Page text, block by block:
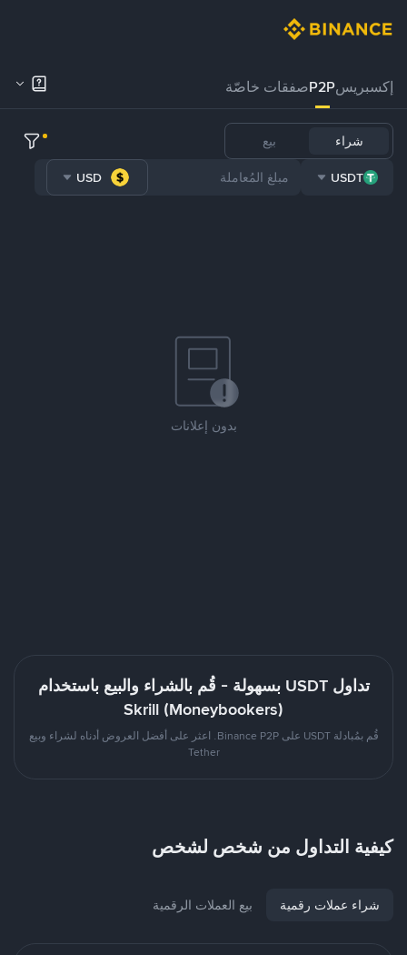
إكسبريسP2Pصفقات خاصّة
شراء بيع
USDT
USD
بدون إعلانات
تداول USDT بسهولة - قُم بالشراء والبيع باستخدام
Skrill (Moneybookers)
قُم بمُبادلة USDT على Binance P2P. اعثر على أفضل العروض أدناه لشراء وبيع
Tether
كيفية التداول من شخص لشخص
شراء عملات رقمية بيع العملات الرقمية